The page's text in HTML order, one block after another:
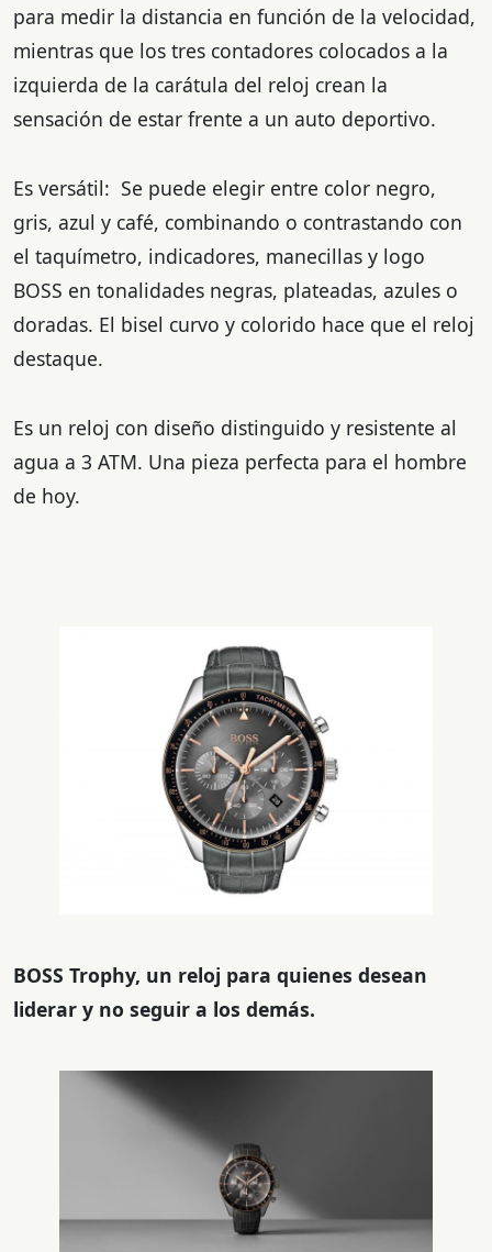
para medir la distancia en función de la velocidad,
mientras que los tres contadores colocados a la
izquierda de la carátula del reloj crean la
sensación de estar frente a un auto deportivo.
Es versátil: Se puede elegir entre color negro,
gris, azul y café, combinando o contrastando con
el taquímetro, indicadores, manecillas y logo
BOSS en tonalidades negras, plateadas, azules o
doradas. El bisel curvo y colorido hace que el reloj
destaque.
Es un reloj con diseño distinguido y resistente al
agua a 3 ATM. Una pieza perfecta para el hombre
de hoy.
BOSS Trophy, un reloj para quienes desean
liderar y no seguir a los demás.